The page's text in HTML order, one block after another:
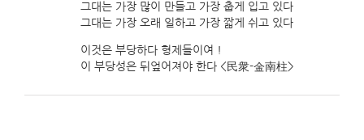
그대는 가장 많이 만들고 가장 춥게 입고 있다
그대는 가장 오래 일하고 가장 짧게 쉬고 있다
이것은 부당하다 형제들이여 !
이 부당성은 뒤엎어져야 한다 <民衆-金南柱>